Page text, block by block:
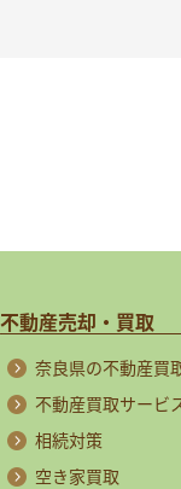
不動産売却・買取
奈良県の不動産買
不動産買取サービ
相続対策
空き家買取